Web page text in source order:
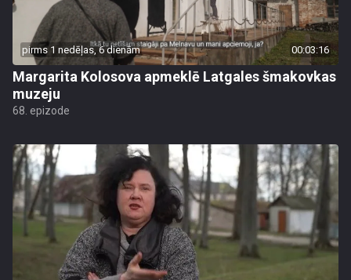
pirms 1 nedēļas, 6 dienām 00:03:16
Margarita Kolosova apmeklē Latgales šmakovkas
muzeju
68. epizode